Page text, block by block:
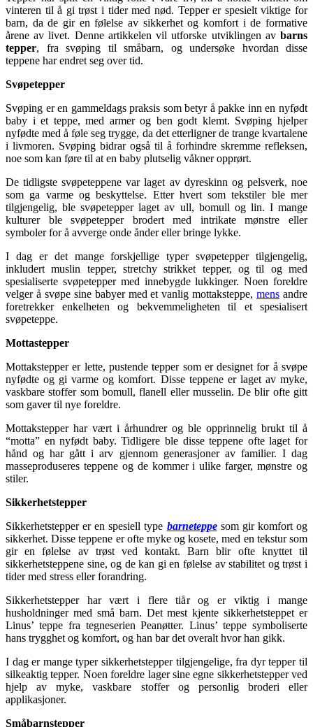
vinteren til å gi trøst i tider med nød. Tepper er spesielt viktige for
barn, da de gir en følelse av sikkerhet og komfort i de formative
årene av livet. Denne artikkelen vil utforske utviklingen av barns
tepper, fra svøping til småbarn, og undersøke hvordan disse
teppene har endret seg over tid.
Svøpetepper
Svøping er en gammeldags praksis som betyr å pakke inn en nyfødt
baby i et teppe, med armer og ben godt klemt. Svøping hjelper
nyfødte med å føle seg trygge, da det etterligner de trange kvartalene
i livmoren. Svøping bidrar også til å forhindre skremme refleksen,
noe som kan føre til at en baby plutselig våkner opprørt.
De tidligste svøpeteppene var laget av dyreskinn og pelsverk, noe
som ga varme og beskyttelse. Etter hvert som tekstiler ble mer
tilgjengelig, ble svøpetepper laget av ull, bomull og lin. I mange
kulturer ble svøpetepper brodert med intrikate mønstre eller
symboler for å avverge onde ånder eller bringe lykke.
I dag er det mange forskjellige typer svøpetepper tilgjengelig,
inkludert muslin tepper, stretchy strikket tepper, og til og med
spesialiserte svøpetepper med innebygde lukkinger. Noen foreldre
velger å svøpe sine babyer med et vanlig mottaksteppe,mens andre
foretrekker enkelheten og bekvemmeligheten til et spesialisert
svøpeteppe.
Mottastepper
Mottakstepper er lette, pustende tepper som er designet for å svøpe
nyfødte og gi varme og komfort. Disse teppene er laget av myke,
vaskbare stoffer som bomull, flanell eller musselin. De blir ofte gitt
som gaver til nye foreldre.
Mottakstepper har vært i århundrer og ble opprinnelig brukt til å
“motta” en nyfødt baby. Tidligere ble disse teppene ofte laget for
hånd og har gått i arv gjennom generasjoner av familier. I dag
masseproduseres teppene og de kommer i ulike farger, mønstre og
stiler.
Sikkerhetstepper
Sikkerhetstepper er en spesiell type barneteppesom gir komfort og
sikkerhet. Disse teppene er ofte myke og kosete, med en tekstur som
gir en følelse av trøst ved kontakt. Barn blir ofte knyttet til
sikkerhetsteppene sine, og de kan gi en følelse av stabilitet og trøst i
tider med stress eller forandring.
Sikkerhetstepper har vært i flere tiår og er viktig i mange
husholdninger med små barn. Det mest kjente sikkerhetsteppet er
Linus’ teppe fra tegneserien Peanøtter. Linus’ teppe symboliserte
hans trygghet og komfort, og han bar det overalt hvor han gikk.
I dag er mange typer sikkerhetstepper tilgjengelige, fra dyr tepper til
silkeaktig tepper. Noen foreldre lager sine egne sikkerhetstepper ved
hjelp av myke, vaskbare stoffer og personlig broderi eller
applikasjoner.
Småbarnstepper